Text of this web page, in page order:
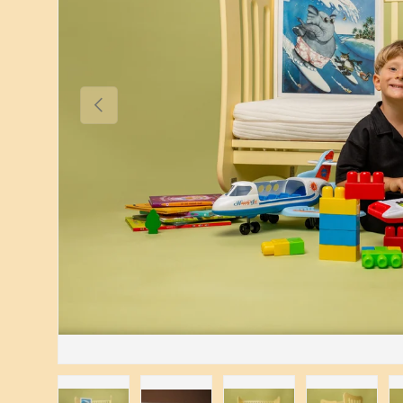
Précédent